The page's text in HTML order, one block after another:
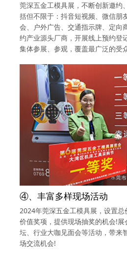
莞深五金工模具展，不断创新邀约
括但不限于：抖音短视频、微信朋
会、户外广告、交通指示牌、定向
约产业源头厂商，开展线上预约登
集体参展、参观，覆盖最广泛的受
④、丰富多样现场活动
2024年莞深五金工模具展，设置
价值奖项，提供现场抽奖的机会!
坛、行业大咖见面会等活动，带来
场交流机会!